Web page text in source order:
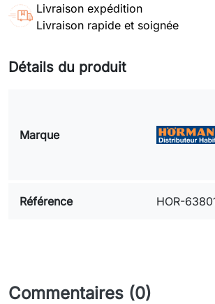
Livraison expédition
Livraison rapide et soignée
Détails du produit
Marque
Référence HOR-
Commentaires (0)